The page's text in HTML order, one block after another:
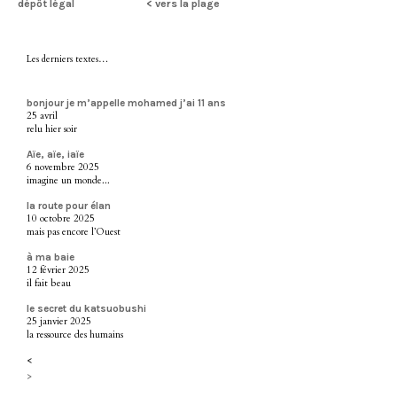
dépôt légal < vers la plage
Les derniers textes…
bonjour je m’appelle mohamed j’ai 11 ans
25 avril
relu hier soir
Aïe, aïe, iaïe
6 novembre 2025
imagine un monde...
la route pour élan
10 octobre 2025
mais pas encore l’Ouest
à ma baie
12 février 2025
il fait beau
le secret du katsuobushi
25 janvier 2025
la ressource des humains
<
>